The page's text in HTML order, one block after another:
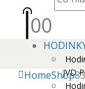
00
JVD
HomeShop83